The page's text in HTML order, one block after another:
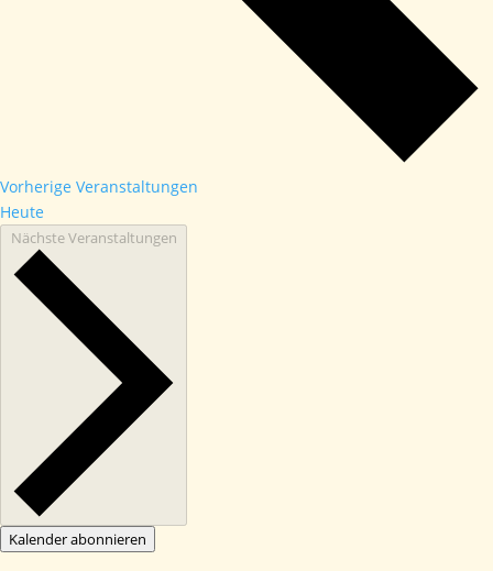
Vorherige Veranstaltungen
Heute
NächsteVeranstaltungen
Kalender abonnieren